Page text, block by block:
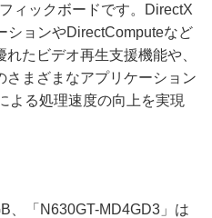
ィックボードです。DirectX
ションやDirectComputeなど
たビデオ再生支援機能や、
さまざまなアプリケーション
よる処理速度の向上を実現
、「N630GT-MD4GD3」は